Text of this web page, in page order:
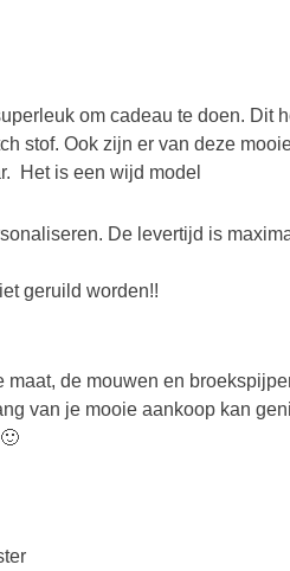
om cadeau te doen. Dit
stof. Ook zijn er van deze
Het is een wijd model
De levertijd is
geruild worden!!
de mouwen en
van je mooie aankoop kan